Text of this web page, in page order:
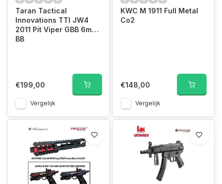
Taran Tactical
Innovations TTI JW4
2011 Pit Viper GBB 6mm
BB
€199,00
Vergelijk
KWC M 1911 Full Metal
Co2
€148,00
Vergelijk